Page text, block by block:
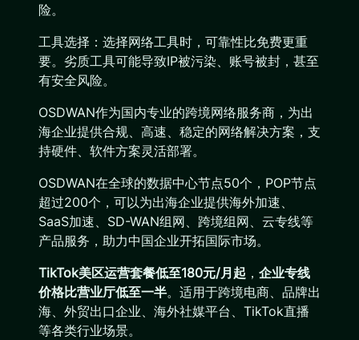
险。
工具选择：选择网络工具时，可靠性比免费更重
要。劣质工具可能导致IP被污染、账号被封，甚至
有安全风险。
OSDWAN作为国内专业的跨境网络服务商，为出
海企业提供合规、高速、稳定的网络解决方案，支
持硬件、软件方案灵活部署。
OSDWAN在全球的数据中心节点50个，POP节点
超过200个，可以为出海企业提供海外加速、
SaaS加速、SD-WAN组网、跨境组网、云专线等
产品服务，助力中国企业开拓国际市场。
TikTok美区运营套餐低至180元/月起 ， 企业专线
价格比营业厅低至一半。适用于跨境电商、品牌出
海、外贸出口企业、海外社媒平台、TikTok直播
等各类行业场景。